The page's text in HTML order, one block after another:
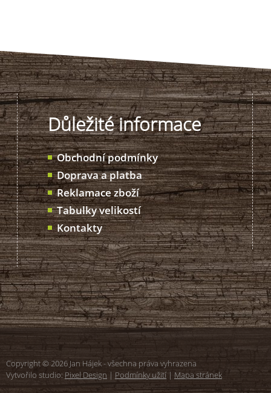
Důležité informace
Obchodní podmínky
Doprava a platba
Reklamace zboží
Tabulky velikostí
Kontakty
Copyright © 2026 Jan Hájek - všechna práva vyhrazena
Vytvořilo studio: Pixel Design | Podmínky užití | Mapa stránek